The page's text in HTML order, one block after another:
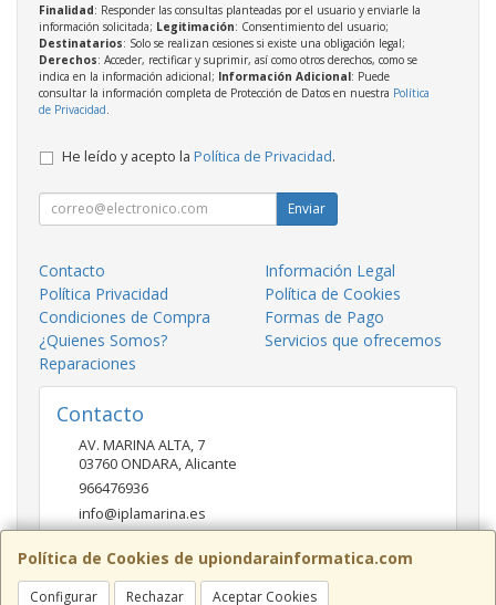
Política de Cookies de upiondarainformatica.com
Configurar Rechazar Aceptar Cookies
Finalidad: Responder las consultas planteadas por el usuario y enviarle la
información solicitada; Legitimación: Consentimiento del usuario;
Destinatarios: Solo se realizan cesiones si existe una obligación legal;
Derechos: Acceder, rectificar y suprimir, así como otros derechos, como se
indica en la información adicional; Información Adicional: Puede
consultar la información completa de Protección de Datos en nuestra Política
de Privacidad.
He leído y acepto la Política de Privacidad.
Enviar
Contacto
Información Legal
Política Privacidad
Política de Cookies
Condiciones de Compra
Formas de Pago
¿Quienes Somos?
Servicios que ofrecemos
Reparaciones
Contacto
AV. MARINA ALTA, 7
03760 ONDARA,Alicante
966476936
info@iplamarina.es
Horario